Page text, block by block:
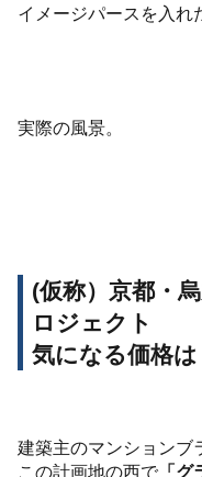
イメージパースを入れ
実際の風景。
(仮称）京都・
ロジェクト
気になる価格は
建築主のマンションブ
この計画地の西で「グ